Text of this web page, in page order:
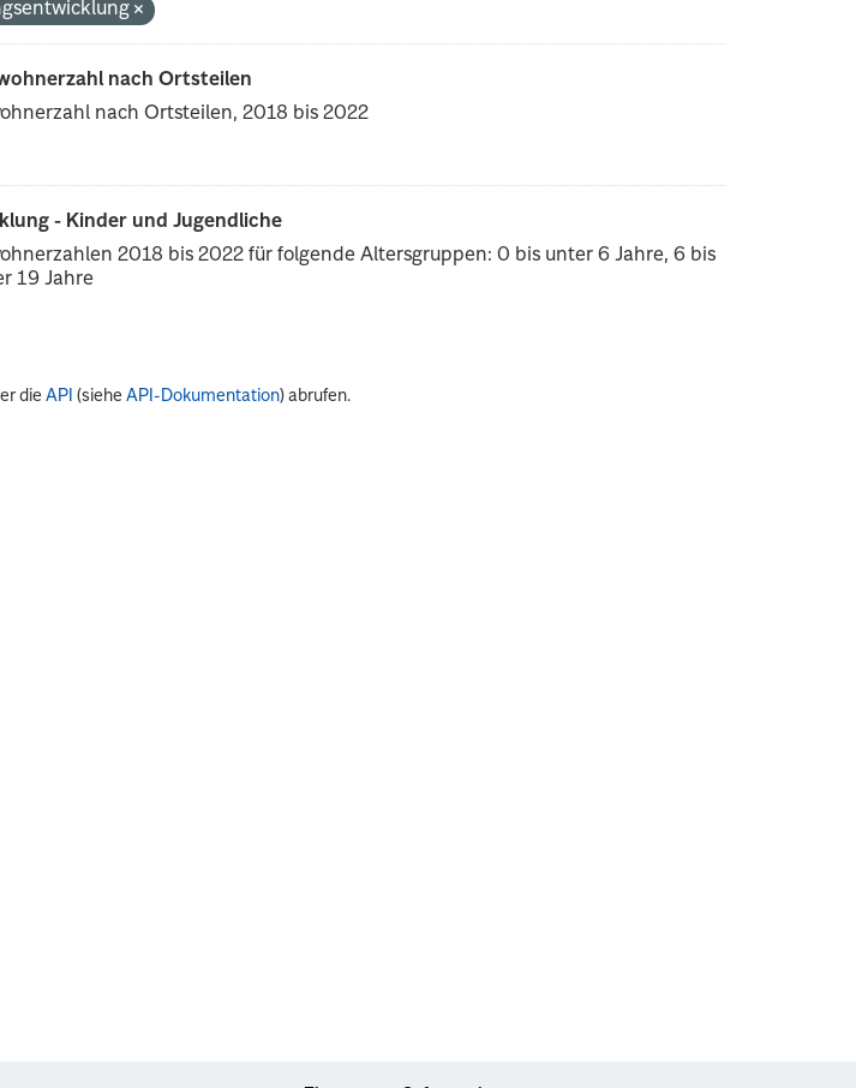
nach Ortsteilen
nach Ortsteilen, 2018 bis 2022
- Kinder und Jugendliche
2018 bis 2022 für folgende Altersgruppen: 0 bis unter 6 Jahre, 6 bis
19 Jahre
dieAPI (sieheAPI-Dokumentation) abrufen.